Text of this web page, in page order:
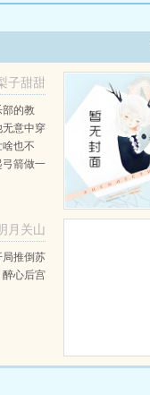
子甜甜
部的教
无意中穿
也不
弓箭做一
及那...
月关山
读
局推倒苏
醉心后宫